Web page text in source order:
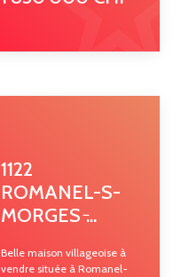
1122
ROMANEL-S-
MORGES ̵...
Belle maison villageoise à
vendre située à Romanel-